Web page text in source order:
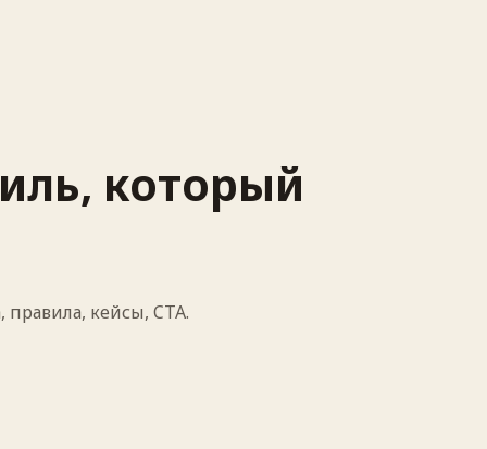
который
кейсы, CTA.